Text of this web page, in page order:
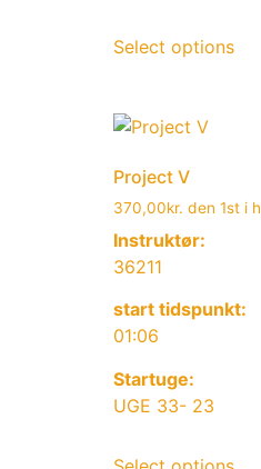
Select options
Project V
370,00kr. den 1st i
Instruktør:
36211
start tidspunkt:
01:06
Startuge:
UGE 33- 23